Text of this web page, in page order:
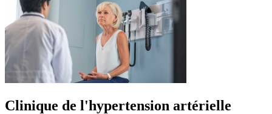
Clinique de l'hypertension artérielle